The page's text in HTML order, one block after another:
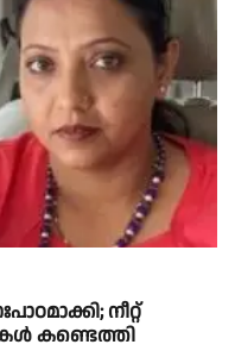
നീറ്റ്
കണ്ടെത്തി